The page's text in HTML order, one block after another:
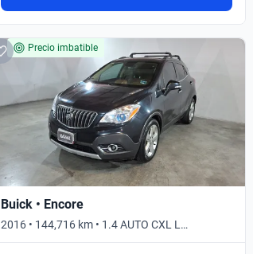
Precio imbatible
Buick • Encore
2016 • 144,716 km • 1.4 AUTO CXL L
PREMIUM • Automático